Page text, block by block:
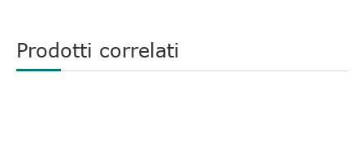
Prodotti correlati